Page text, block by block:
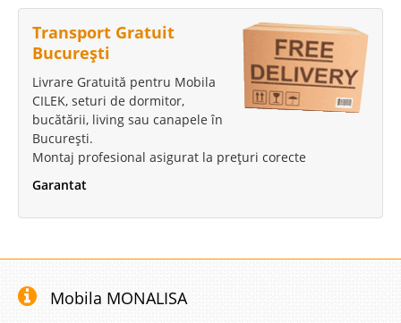
Transport Gratuit
București
Livrare Gratuită pentru Mobila
CILEK, seturi de dormitor,
bucătării, living sau canapele în
București.
Montaj profesional asigurat la prețuri corecte
Garantat
Mobila MONALISA